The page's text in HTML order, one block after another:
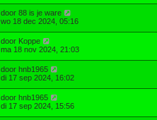
door 88 is je ware
wo 18 dec 2024, 05:16
door Koppe
ma 18 nov 2024, 21:03
door hnb1965
di 17 sep 2024, 16:02
door hnb1965
di 17 sep 2024, 15:56